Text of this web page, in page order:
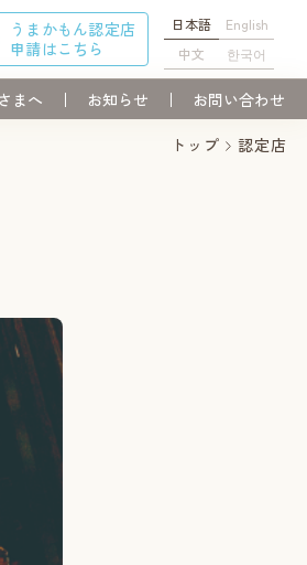
うまかもん認定店
申請はこちら
日本語
English
中文
한국어
まへ お知らせ お問い合わせ
トップ 認定店